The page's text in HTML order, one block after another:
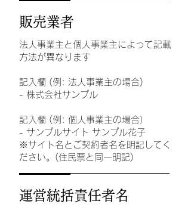
販売業者
法人事業主と個人事業主によって記載
方法が異なります
記入欄 (例: 法人事業主の場合)
- 株式会社サンプル
記入欄 (例: 個人事業主の場合）
- サンプルサイト サンプル花子
※サイト名とご契約者名を明記してく
ださい。(住民票と同一明記)
運営統括責任者名